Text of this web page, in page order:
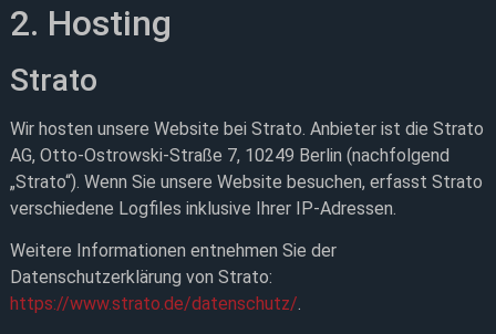
2. Hosting
Strato
Wir hosten unsere Website bei Strato. Anbieter ist die Strato
AG, Otto-Ostrowski-Straße 7, 10249 Berlin (nachfolgend
„Strato“). Wenn Sie unsere Website besuchen, erfasst Strato
verschiedene Logfiles inklusive Ihrer IP-Adressen.
Weitere Informationen entnehmen Sie der
Datenschutzerklärung von Strato:
https://www.strato.de/datenschutz/.